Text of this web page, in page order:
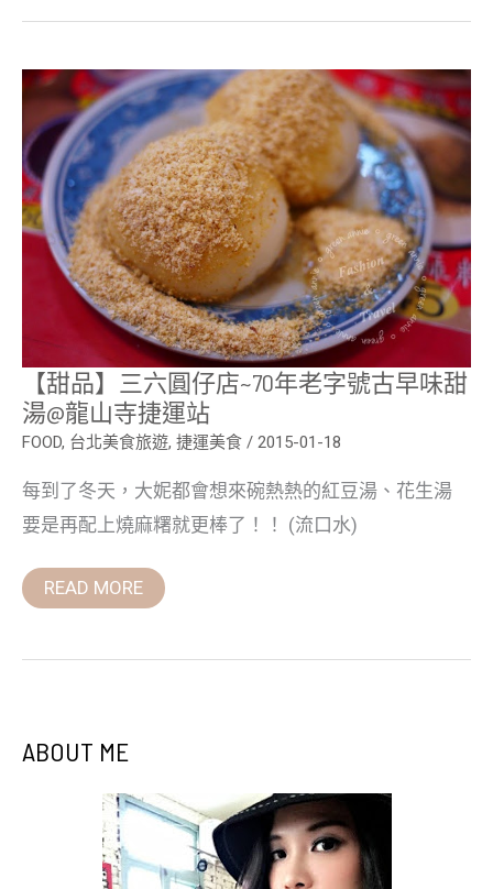
【甜品】三六圓仔店~70年老字號古早味甜
湯@龍山寺捷運站
FOOD, 台北美食旅遊, 捷運美食 / 2015-01-18
每到了冬天，大妮都會想來碗熱熱的紅豆湯、花生湯
要是再配上燒麻糬就更棒了！！ (流口水)
【甜
品】
三
六
圓
仔
店
~70
年
老
字
湯
@
龍
山
寺
運
站
READ MORE
ABOUT ME